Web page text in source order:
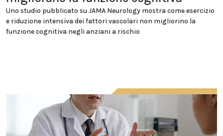
Uno studio pubblicato su JAMA Neurology mostra come esercizio
e riduzione intensiva dei fattori vascolari non migliorino la
funzione cognitiva negli anziani a rischio